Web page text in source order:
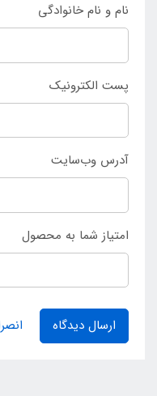
نام و نام خانوادگی
پست الکترونیک
آدرس وب‌سایت
امتیاز شما به محصول
ارسال دیدگاه